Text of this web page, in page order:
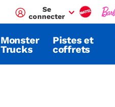
Se
connecter
Monster
Trucks
Pistes et
coffrets